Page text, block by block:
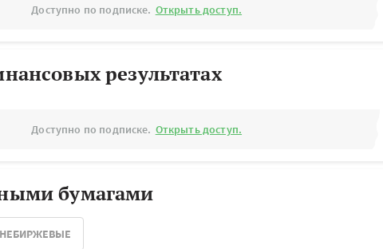
Доступно по подписке. Открыть доступ.
результатах
Доступно по подписке. Открыть доступ.
бумагами